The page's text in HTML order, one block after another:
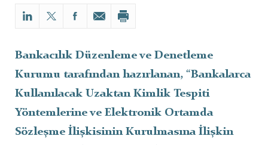
Bankacılık Düzenleme ve Denetleme
Kurumu tarafından hazırlanan, “Bankalarca
Kullanılacak Uzaktan Kimlik Tespiti
Yöntemlerine ve Elektronik Ortamda
Sözleşme İlişkisinin Kurulmasına İlişkin